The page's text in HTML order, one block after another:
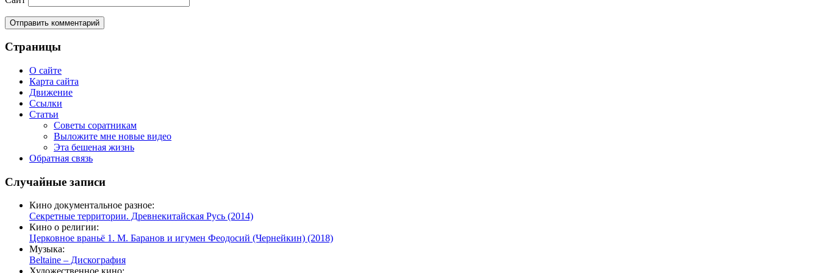
Страницы
О сайте
Карта сайта
Движение
Ссылки
Статьи
Советы соратникам
Выложите мне новые видео
Эта бешеная жизнь
Обратная связь
Случайные записи
Кино документальное разное:
Секретные территории. Древнекитайская Русь (2014)
Кино о религии:
Церковное враньё 1. М. Баранов и игумен Феодосий (Чернейкин) (2018)
Музыка:
Beltaine – Дискография